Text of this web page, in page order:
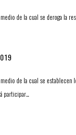
de la cual se deroga la
de la cual se
participar…